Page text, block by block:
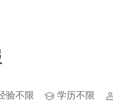
验不限 学历不限